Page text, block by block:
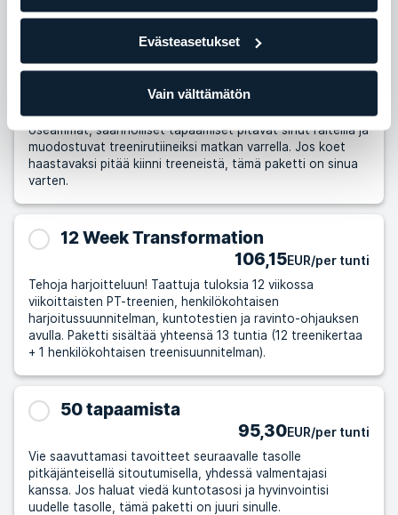
Evästeasetukset
Vain välttämätön
nousujohteisena. Jos harjoittelet jo omatoimisesti tai
102,60
Useammat, säännölliset tapaamiset pitävät sinut raiteilla ja
muodostuvat treenirutiineiksi matkan varrella. Jos koet
haastavaksi pitää kiinni treeneistä, tämä paketti on sinua
varten.
12 Week Transformation
106,15EUR/per tunti
Tehoja harjoitteluun! Taattuja tuloksia 12 viikossa
viikoittaisten PT-treenien, henkilökohtaisen
harjoitussuunnitelman, kuntotestien ja ravinto-ohjauksen
avulla. Paketti sisältää yhteensä 13 tuntia (12 treenikertaa
+ 1 henkilökohtaisen treenisuunnitelman).
50 tapaamista
95,30EUR/per tunti
Vie saavuttamasi tavoitteet seuraavalle tasolle
pitkäjänteisellä sitoutumisella, yhdessä valmentajasi
kanssa. Jos haluat viedä kuntotasosi ja hyvinvointisi
uudelle tasolle, tämä paketti on juuri sinulle.